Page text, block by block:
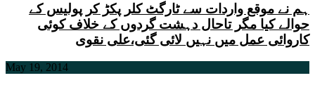
ہم نے موقع واردات سے ٹارگٹ کلر پکڑ کر پولیس کے
حوالے کیا مگر تاحال دہشت گردوں کے خلاف کوئی
کاروائی عمل میں نہیں لائی گئی،علی نقوی
May 19, 2014